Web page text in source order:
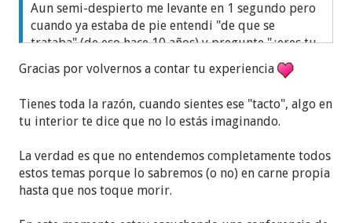
Y pues llegando a la casa que subo las escaleras
como enajenada y el aire acondicionado funcionó
incrédula dije en voz alta: "Güero se que eres tú y
que te quedaste con el pendiente de que no
tranquilo ese asunto lo resolveré. Te agradezco el
apoyo que nos diste siempre y nunca te vamos a
olvidar, vete en paz".
Aun semi-despierto me levante en 1 segundo pero
cuando ya estaba de pie entendi "de que se
trataba" (de eso hace 10 años) y pregunte "¿eres tu
Apá?"...(Apá le decimos en el norte a los papas)
tranquilidad me volví a recostar y dormir...(yo fui
el que mas se preocupo por el, pero me fui
deje de ver por años y luego solo de vez en cuando)
(el me decia seguidamente; ¡"despierte"!...pero no, lo
que el pretendía era que me sometiera a la
Gracias por volvernos a contar tu experiencia
Tienes toda la razón, cuando sientes ese "tacto", algo en
tu interior te dice que no lo estás imaginando.
La verdad es que no entendemos completamente todos
estos temas porque lo sabremos (o no) en carne propia
hasta que nos toque morir.